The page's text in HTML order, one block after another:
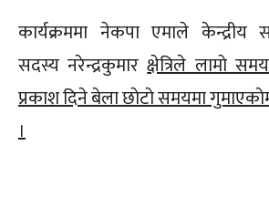
कार्यक्रममा नेकपा एमाले केन्द्रीय
सदस्य नरेन्द्रकुमारक्षेत्रिले लामाे
प्रकाश दिने बेला छाेटाे समयमा
।